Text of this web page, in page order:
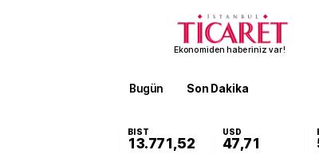
Ekonomiden haberiniz var!
Bugün Son Dakika
BIST
13.771,52
USD
47,71